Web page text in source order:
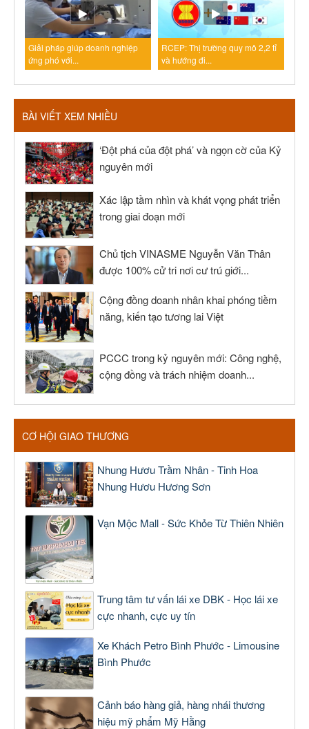
Giải pháp giúp doanh nghiệp
ứng phó với...
RCEP: Thị trường quy mô 2,2 tỉ
và hướng đi...
BÀI VIẾT XEM NHIỀU
‘Đột phá của đột phá’ và ngọn cờ của Kỷ
nguyên mới
Xác lập tầm nhìn và khát vọng phát triển
trong giai đoạn mới
Chủ tịch VINASME Nguyễn Văn Thân
được 100% cử tri nơi cư trú giới...
Cộng đồng doanh nhân khai phóng tiềm
năng, kiến tạo tương lai Việt
PCCC trong kỷ nguyên mới: Công nghệ,
cộng đồng và trách nhiệm doanh...
CƠ HỘI GIAO THƯƠNG
Nhung Hươu Trầm Nhân - Tinh Hoa
Nhung Hươu Hương Sơn
Vạn Mộc Mall - Sức Khỏe Từ Thiên Nhiên
Trung tâm tư vấn lái xe DBK - Học lái xe
cực nhanh, cực uy tín
Xe Khách Petro Bình Phước - Limousine
Bình Phước
Cảnh báo hàng giả, hàng nhái thương
hiệu mỹ phẩm Mỹ Hằng